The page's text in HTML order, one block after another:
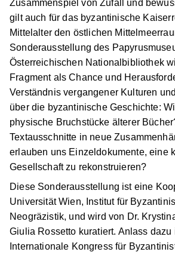
Zusammenspiel von Zufall und
gilt auch für das byzantinische
Mittelalter den östlichen
Sonderausstellung des
Österreichischen Nationalbibliothek
Fragment als Chance und
Verständnis vergangener Kulturen
über die byzantinische Geschichte:
physische Bruchstücke älterer
Textausschnitte in neue
erlauben uns Einzeldokumente, eine
Gesellschaft zu rekonstruieren?
Diese Sonderausstellung ist eine
Universität Wien, Institut für
Neogräzistik, und wird von Dr.
Giulia Rossetto kuratiert. Anlass dazu
Internationale Kongress für